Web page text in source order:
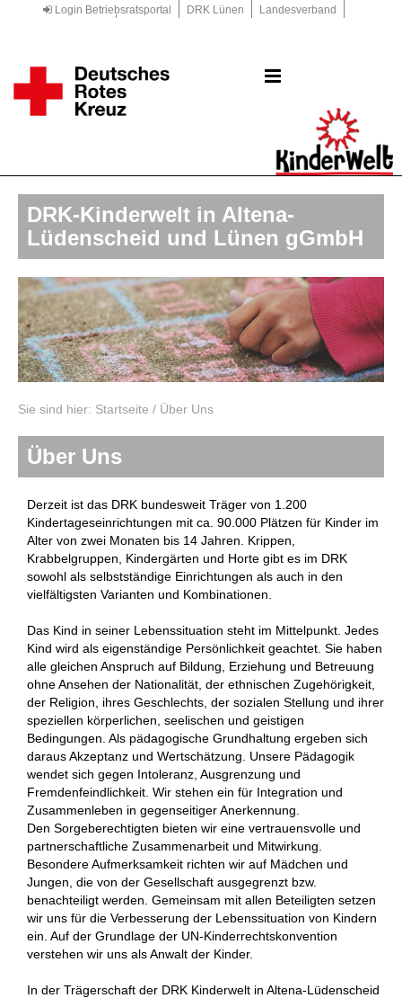
Login Betriebsratsportal DRK Lünen
Landesverband
DRK-Kinderwelt in Altena-
Lüdenscheid und Lünen gGmbH
Sie sind hier: Startseite / Über Uns
Über Uns
Derzeit ist das DRK bundesweit Träger von 1.200
Kindertageseinrichtungen mit ca. 90.000 Plätzen für Kinder im
Alter von zwei Monaten bis 14 Jahren. Krippen,
Krabbelgruppen, Kindergärten und Horte gibt es im DRK
sowohl als selbstständige Einrichtungen als auch in den
vielfältigsten Varianten und Kombinationen.
Das Kind in seiner Lebenssituation steht im Mittelpunkt. Jedes
Kind wird als eigenständige Persönlichkeit geachtet. Sie haben
alle gleichen Anspruch auf Bildung, Erziehung und Betreuung
ohne Ansehen der Nationalität, der ethnischen Zugehörigkeit,
der Religion, ihres Geschlechts, der sozialen Stellung und ihrer
speziellen körperlichen, seelischen und geistigen
Bedingungen. Als pädagogische Grundhaltung ergeben sich
daraus Akzeptanz und Wertschätzung. Unsere Pädagogik
wendet sich gegen Intoleranz, Ausgrenzung und
Fremdenfeindlichkeit. Wir stehen ein für Integration und
Zusammenleben in gegenseitiger Anerkennung.
Den Sorgeberechtigten bieten wir eine vertrauensvolle und
partnerschaftliche Zusammenarbeit und Mitwirkung.
Besondere Aufmerksamkeit richten wir auf Mädchen und
Jungen, die von der Gesellschaft ausgegrenzt bzw.
benachteiligt werden. Gemeinsam mit allen Beteiligten setzen
wir uns für die Verbesserung der Lebenssituation von Kindern
ein. Auf der Grundlage der UN-Kinderrechtskonvention
verstehen wir uns als Anwalt der Kinder.
In der Trägerschaft der DRK Kinderwelt in Altena-Lüdenscheid